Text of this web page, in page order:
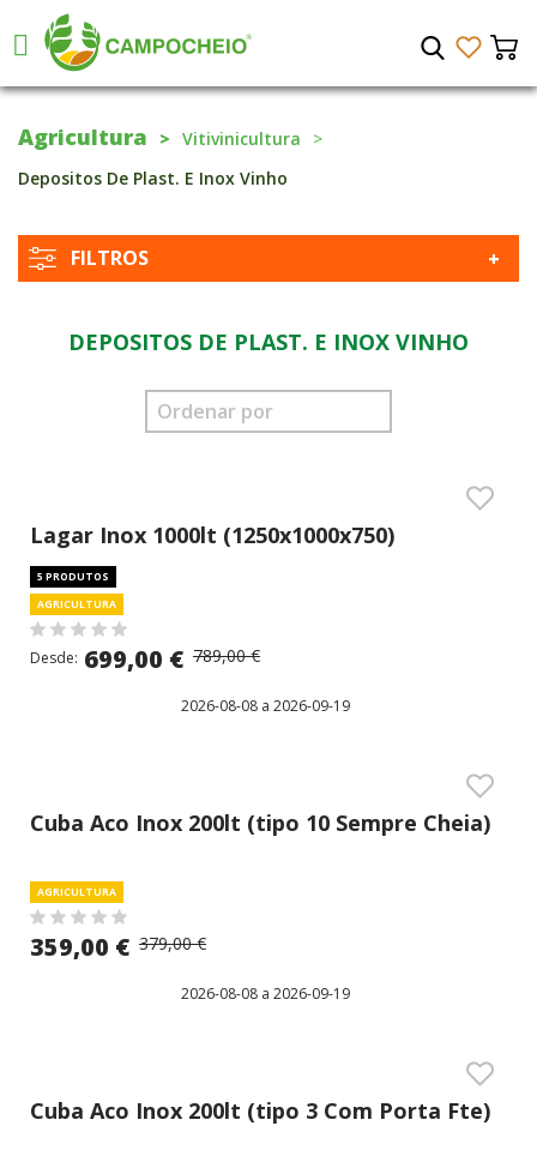
Agricultura
Vitivinicultura
Depositos De Plast. E Inox Vinho
FILTROS
DEPOSITOS DE PLAST. E INOX VINHO
Lagar Inox 1000lt (1250x1000x750)
5 PRODUTOS
AGRICULTURA
Desde: 699,00 € 789,00 €
2026-08-08 a 2026-09-19
Cuba Aco Inox 200lt (tipo 10 Sempre Cheia)
AGRICULTURA
359,00 € 379,00 €
2026-08-08 a 2026-09-19
Cuba Aco Inox 200lt (tipo 3 Com Porta Fte)